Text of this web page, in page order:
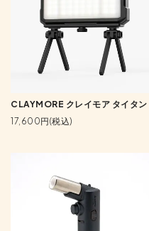
CLAYMORE クレイモア タイタン
17,600円(税込)